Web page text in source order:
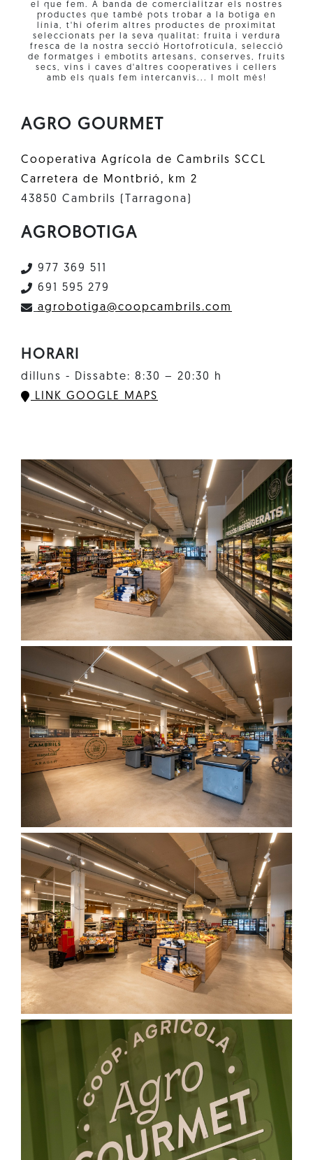
el que fem. A banda de comercialitzar els nostres
productes que també pots trobar a la botiga en
línia, t'hi oferim altres productes de proximitat
seleccionats per la seva qualitat: fruita i verdura
fresca de la nostra secció Hortofrotícula, selecció
de formatges i embotits artesans, conserves, fruits
secs, vins i caves d'altres cooperatives i cellers
amb els quals fem intercanvis... I molt més!
AGRO GOURMET
Cooperativa Agrícola de Cambrils SCCL
Carretera de Montbrió, km 2
43850 Cambrils (Tarragona)
AGROBOTIGA
977 369 511
691 595 279
agrobotiga@coopcambrils.com
HORARI
dilluns - Dissabte: 8:30 – 20:30 h
LINK GOOGLE MAPS